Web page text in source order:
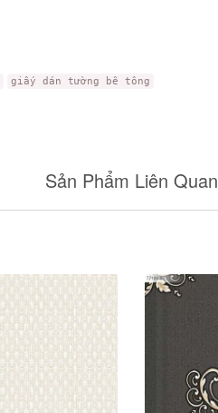
giấy dán tường bê tông
Sản Phẩm Liên Quan